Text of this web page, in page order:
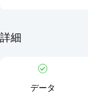
詳細
データ